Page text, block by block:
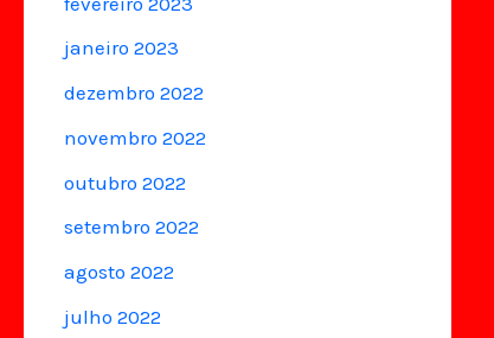
janeiro 2023
dezembro 2022
novembro 2022
outubro 2022
setembro 2022
agosto 2022
julho 2022